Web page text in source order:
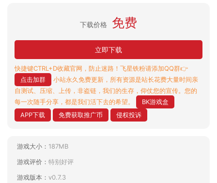
下载价格 免费
立即下载
快捷键CTRL+D收藏官网，防止迷路！飞星铁粉请添加QQ群👉
点击加群
小站永久免费更新，所有资源是站长花费大量时间亲
自测试、压缩、上传，非盗链，我们的生存，仰仗您的宣传。您的
每一次随手分享，都是我们活下去的希望。
BK游戏盒
APP下载
免费获取推广币 侵权投诉
游戏大小： 187MB
游戏评价： 特别好评
游戏版本： v0.7.3